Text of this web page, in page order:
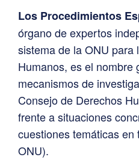
Los Procedimientos
órgano de expertos
sistema de la ONU para
Humanos, es el nombre
mecanismos de
Consejo de Derechos
frente a situaciones
cuestiones temáticas en
ONU).